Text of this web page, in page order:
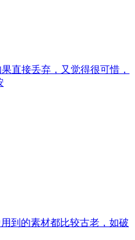
直接丢弃，又觉得很可惜，
到的素材都比较古老，如破